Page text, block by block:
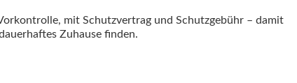
mit Schutzvertrag und Schutzgebühr – damit
Zuhause finden.